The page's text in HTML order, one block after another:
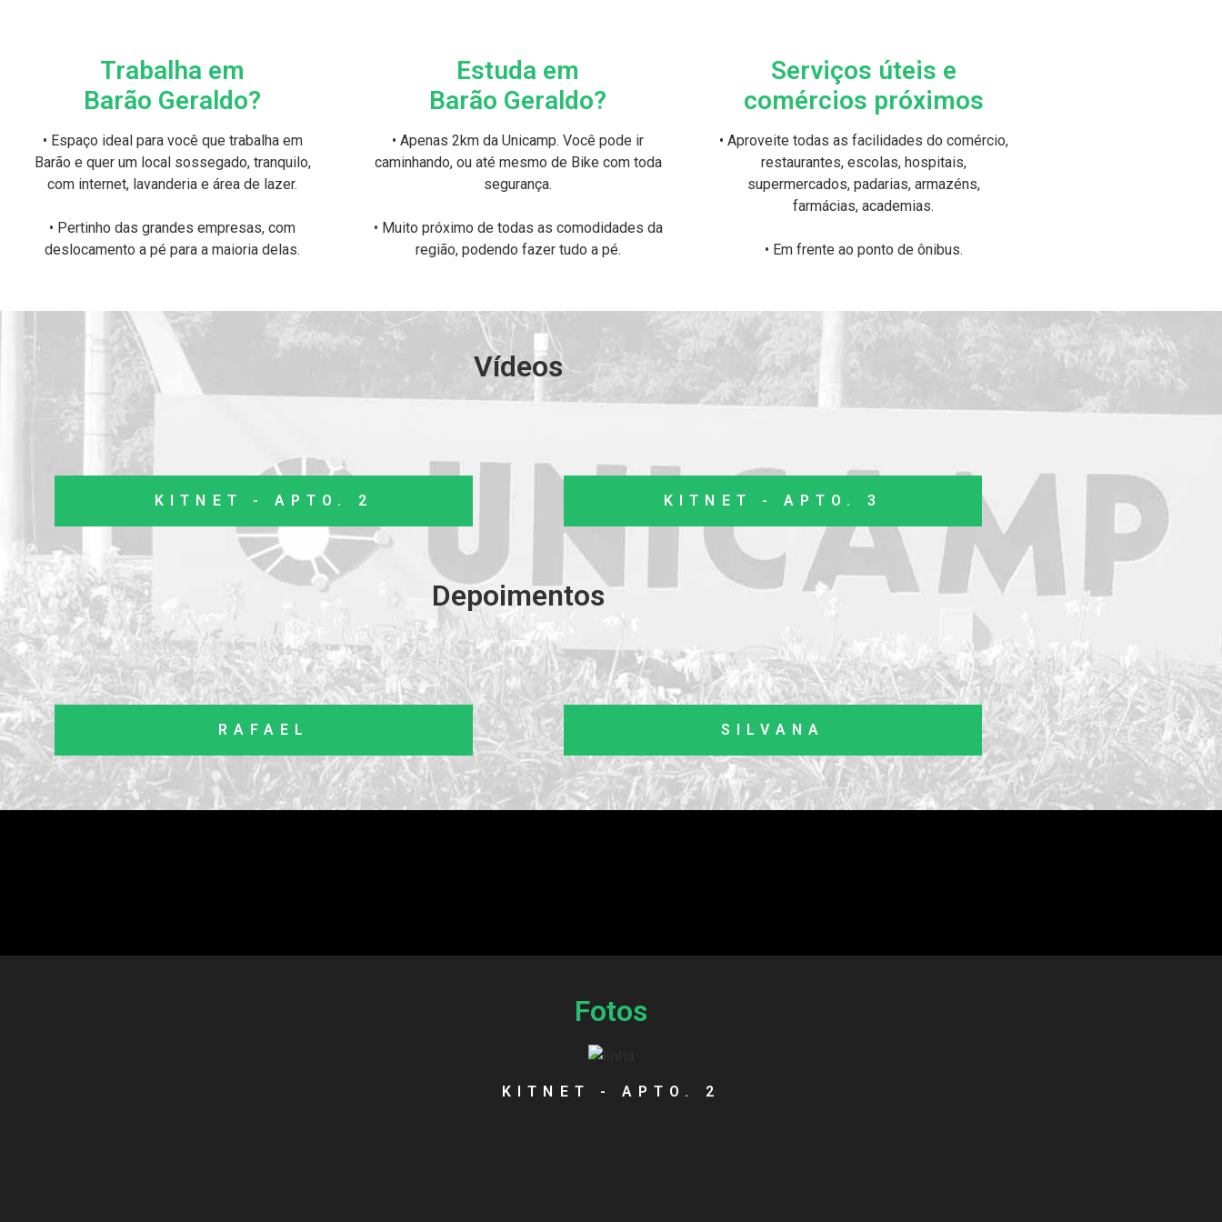
Trabalha em
Barão Geraldo?
• Espaço ideal para você que trabalha em
Barão e quer um local sossegado, tranquilo,
com internet, lavanderia e área de lazer.
• Pertinho das grandes empresas, com
deslocamento a pé para a maioria delas.
Estuda em
Barão Geraldo?
• Apenas 2km da Unicamp. Você pode ir
caminhando, ou até mesmo de Bike com toda
segurança.
• Muito próximo de todas as comodidades da
região, podendo fazer tudo a pé.
Serviços úteis e
comércios próximos
• Aproveite todas as facilidades do comércio,
restaurantes, escolas, hospitais,
supermercados, padarias, armazéns,
farmácias, academias.
• Em frente ao ponto de ônibus.
Vídeos
KITNET - APTO. 2 KITNET - APTO. 3
Depoimentos
RAFAEL SILVANA
Fotos
KITNET - APTO. 2